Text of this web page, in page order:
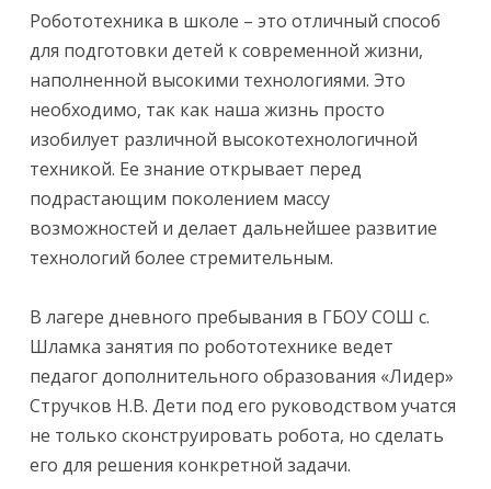
Робототехника в школе – это отличный способ
для подготовки детей к современной жизни,
наполненной высокими технологиями. Это
необходимо, так как наша жизнь просто
изобилует различной высокотехнологичной
техникой. Ее знание открывает перед
подрастающим поколением массу
возможностей и делает дальнейшее развитие
технологий более стремительным.
В лагере дневного пребывания в ГБОУ СОШ с.
Шламка занятия по робототехнике ведет
педагог дополнительного образования «Лидер»
Стручков Н.В. Дети под его руководством учатся
не только сконструировать робота, но сделать
его для решения конкретной задачи.